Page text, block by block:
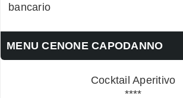
bancario
MENU CENONE CAPODANNO
Cocktail Aperitivo
****